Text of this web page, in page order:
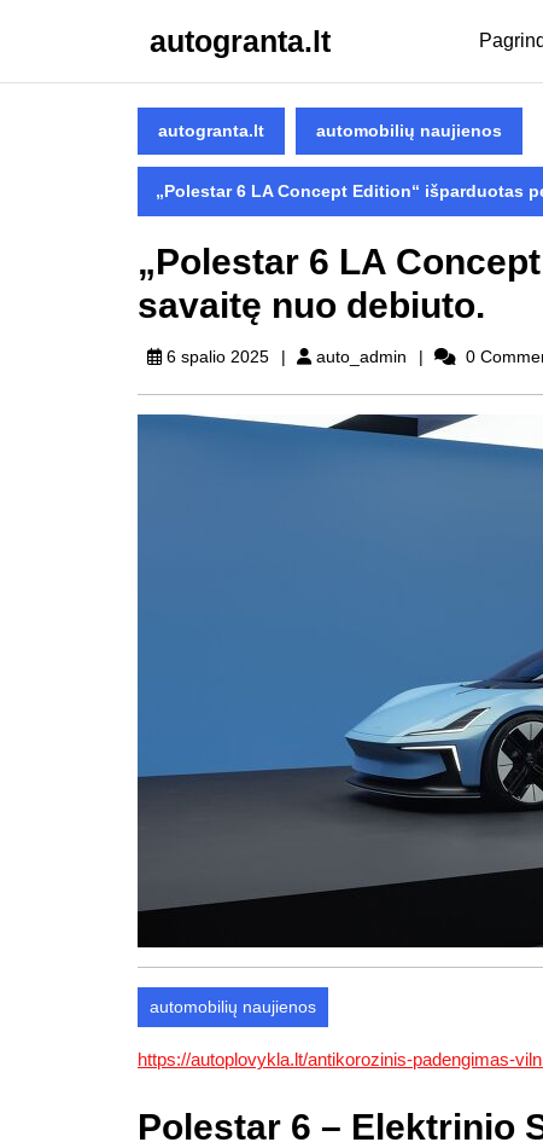
autogranta.lt
autogranta.lt automobilių naujienos
„Polestar 6 LA Concept Edition“ išparduotas
„Polestar 6 LA
savaitę nuo debiuto.
6 spalio 2025 auto_admin auto_admin
0
automobilių naujienos
https://autoplovykla.lt/antikorozinis-padengimas-
Polestar 6 – Elektrinio